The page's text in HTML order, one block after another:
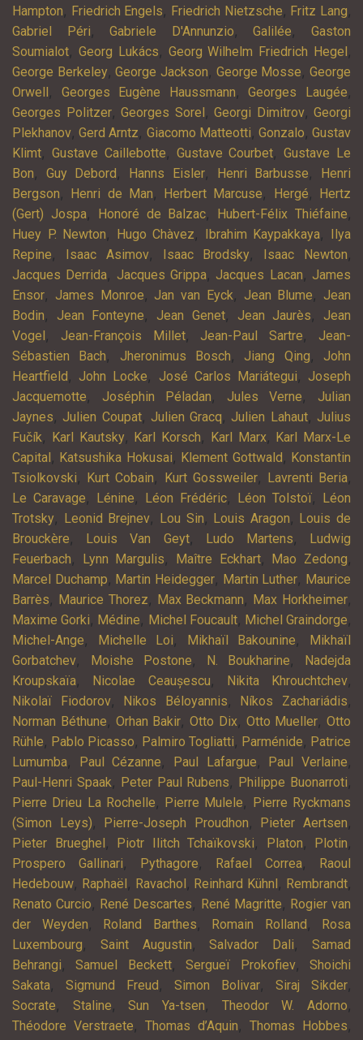
Hampton, Friedrich Engels, Friedrich Nietzsche, Fritz Lang,
Gabriel Péri,Gabriele D'Annunzio,Galilée,Gaston
Soumialot, Georg Lukács, Georg Wilhelm Friedrich Hegel ,
George Berkeley,George Jackson, George Mosse,George
Orwell , Georges Eugène Haussmann,Georges Laugée,
Georges Politzer, Georges Sorel , Georgi Dimitrov, Georgi
Plekhanov,Gerd Arntz, Giacomo Matteotti, Gonzalo,Gustav
Klimt, Gustave Caillebotte, Gustave Courbet,Gustave Le
Bon, Guy Debord , Hanns Eisler, Henri Barbusse,
Henri
Bergson, Henri de Man, Herbert Marcuse, Hergé,
Hertz
(Gert) Jospa, Honoré de Balzac, Hubert-Félix Thiéfaine,
Huey P. Newton, Hugo Chàvez, Ibrahim Kaypakkaya,
Ilya
Repine, Isaac Asimov, Isaac Brodsky, Isaac Newton,
Jacques Derrida, Jacques Grippa, Jacques Lacan, James
Ensor, James Monroe, Jan van Eyck, Jean Blume, Jean
Bodin, Jean Fonteyne, Jean Genet, Jean Jaurès, Jean
Vogel , Jean-François Millet, Jean-Paul Sartre, Jean-
Sébastien Bach, Jheronimus Bosch, Jiang Qing, John
Heartfield , John Locke, José Carlos Mariátegui, Joseph
Jacquemotte, Joséphin Péladan, Jules Verne, Julian
Jaynes, Julien Coupat, Julien Gracq, Julien Lahaut, Julius
Fučík, Karl Kautsky, Karl Korsch, Karl Marx, Karl Marx-Le
Capital , Katsushika Hokusai, Klement Gottwald , Konstantin
Tsiolkovski, Kurt Cobain, Kurt Gossweiler, Lavrenti Beria,
Le Caravage, Lénine, Léon Frédéric, Léon Tolstoï,
Léon
Trotsky, Leonid Brejnev, Lou Sin, Louis Aragon, Louis de
Brouckère, Louis Van Geyt, Ludo Martens,
Ludwig
Feuerbach, Lynn Margulis, Maître Eckhart, Mao Zedong,
Marcel Duchamp, Martin Heidegger, Martin Luther, Maurice
Barrès, Maurice Thorez, Max Beckmann, Max Horkheimer,
Maxime Gorki, Médine, Michel Foucault, Michel Graindorge,
Michel-Ange, Michelle Loi, Mikhaïl Bakounine,
Mikhaïl
Gorbatchev, Moishe Postone, N. Boukharine,
Nadejda
Kroupskaïa, Nicolae Ceaușescu, Nikita Khrouchtchev,
Nikolaï Fiodorov, Nikos Béloyannis, Níkos Zachariádis,
Norman Béthune, Orhan Bakir, Otto Dix, Otto Mueller, Otto
Rühle, Pablo Picasso, Palmiro Togliatti, Parménide, Patrice
Lumumba, Paul Cézanne, Paul Lafargue, Paul Verlaine,
Paul-Henri Spaak, Peter Paul Rubens, Philippe Buonarroti,
Pierre Drieu La Rochelle, Pierre Mulele,
Pierre Ryckmans
(Simon Leys), Pierre-Joseph Proudhon, Pieter Aertsen,
Pieter Brueghel , Piotr Ilitch Tchaïkovski, Platon, Plotin,
Prospero Gallinari, Pythagore, Rafael Correa,
Raoul
Hedebouw, Raphaël , Ravachol , Reinhard Kühnl , Rembrandt,
Renato Curcio, René Descartes, René Magritte, Rogier van
der Weyden, Roland Barthes, Romain Rolland ,
Rosa
Luxembourg, Saint Augustin,Salvador Dali,Samad
Behrangi,Samuel Beckett,Sergueï Prokofiev,Shoichi
Sakata, Sigmund Freud , Simon Bolivar, Siraj Sikder,
Socrate, Staline,Sun Ya-tsen, Theodor W. Adorno,
Théodore Verstraete, Thomas d’Aquin, Thomas Hobbes,